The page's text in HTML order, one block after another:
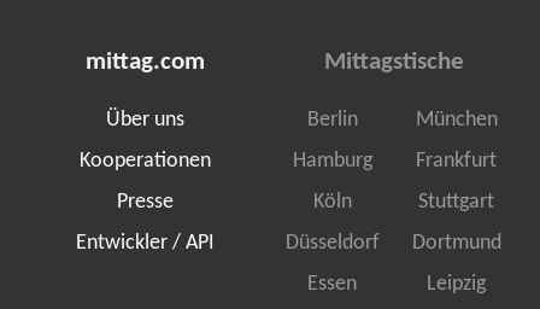
mittag.com
Über uns
Kooperationen
Presse
Entwickler / API
Mittagstische
Berlin
München
Hamburg
Frankfurt
Köln
Stuttgart
Düsseldorf
Dortmund
Essen
Leipzig